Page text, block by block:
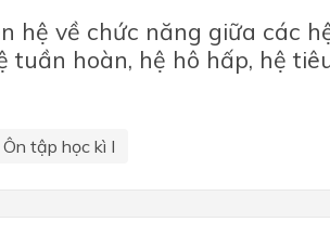
hệ về chức năng giữa các
tuần hoàn, hệ hô hấp, hệ
tập học kì I